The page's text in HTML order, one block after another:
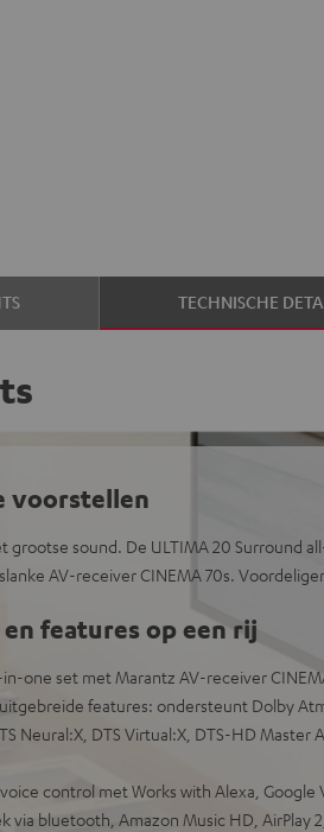
TECHNISCHE
voorstellen
grootse sound. De ULTIMA 20 Surround
AV-receiver CINEMA 70s.
en features op een rij
one set met Marantz AV-receiver
features: ondersteunt Dolby
Neural:X, DTS Virtual:X, DTS-HD
voice control met Works with Alexa, Google
via bluetooth, Amazon Music HD, AirPlay